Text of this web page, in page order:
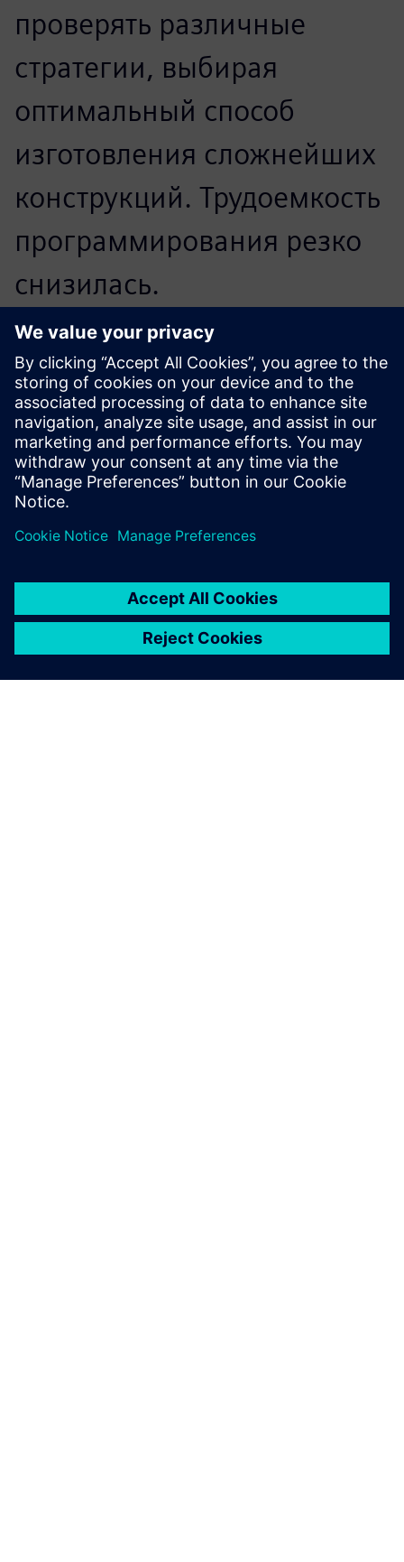
проверять различные
стратегии, выбирая
оптимальный способ
изготовления сложнейших
конструкций. Трудоемкость
программирования резко
снизилась.
Многочисленные функции
системы обеспечивают
нужную гибкость и
позволяют быстро
разрабатывать безопасные
траектории
пятикоординатной
обработки.
Guo Ren-Chi, Заместитель директора компании, Either